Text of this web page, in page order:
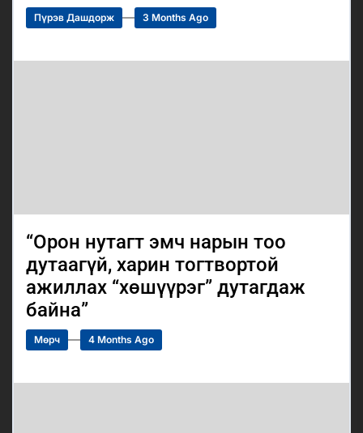
Пүрэв Дашдорж 3 Months Ago
“Орон нутагт эмч нарын тоо
дутаагүй, харин тогтвортой
ажиллах “хөшүүрэг” дутагдаж
байна”
Мөрч 4 Months Ago